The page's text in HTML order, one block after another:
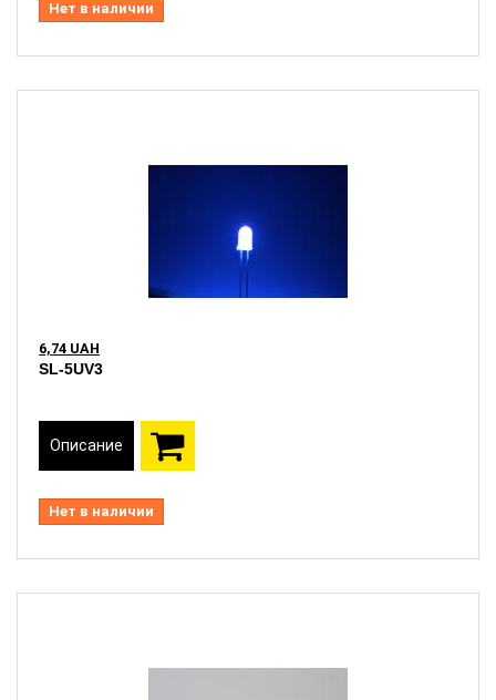
Нет в наличии
6,74 UAH
SL-5UV3
Описание
Нет в наличии